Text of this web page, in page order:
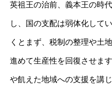
英祖王の治前、義本王の時
し、国の支配は弱体化して
くとまず、税制の整理や土
進めて生産性を回復させま
や飢えた地域への支援を講